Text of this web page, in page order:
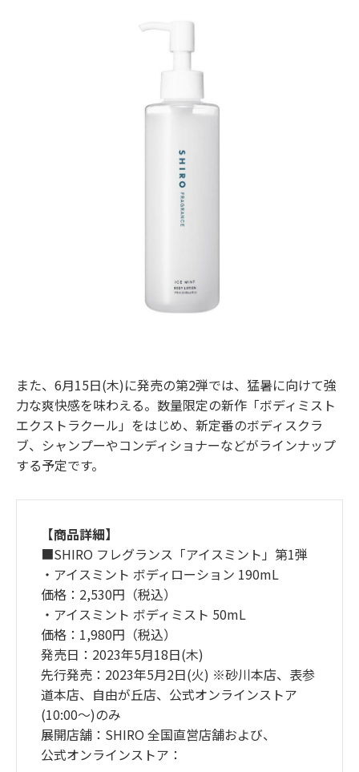
また、6月15日(木)に発売の第2弾では、猛暑に向けて強
力な爽快感を味わえる。数量限定の新作「ボディミスト
エクストラクール」をはじめ、新定番のボディスクラ
ブ、シャンプーやコンディショナーなどがラインナップ
する予定です。
【商品詳細】
■SHIRO フレグランス「アイスミント」第1弾
・アイスミント ボディローション 190mL
価格：2,530円（税込）
・アイスミント ボディミスト 50mL
価格：1,980円（税込）
発売日：2023年5月18日(木)
先行発売：2023年5月2日(火) ※砂川本店、表参
道本店、自由が丘店、公式オンラインストア
(10:00～)のみ
展開店舗：SHIRO 全国直営店舗および、
公式オンラインストア：